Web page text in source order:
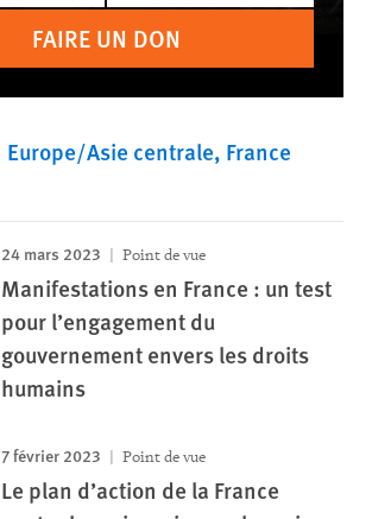
FAIRE UN DON
Europe/Asie centrale France
24 mars 2023 Point de vue
Manifestations en France : un test
pour l’engagement du
gouvernement envers les droits
humains
7 février 2023 Point de vue
Le plan d’action de la France